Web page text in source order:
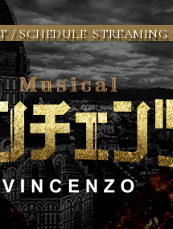
/ SCHEDULE STREAMING